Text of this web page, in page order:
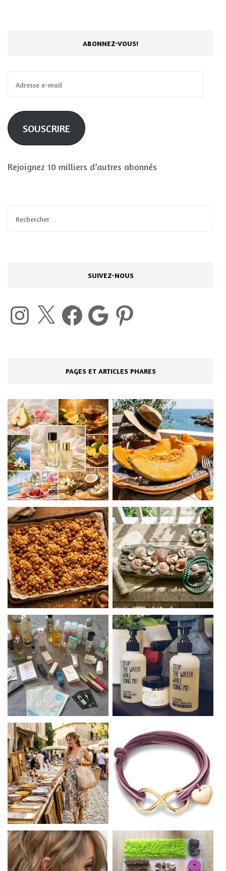
ABONNEZ-VOUS!
e-
mail
SOUSCRIRE
Rejoignez 10 milliers d’autres abonnés
Rechercher :
SUIVEZ-NOUS
Instagram Facebook Google Pinterest
PAGES ET ARTICLES PHARES